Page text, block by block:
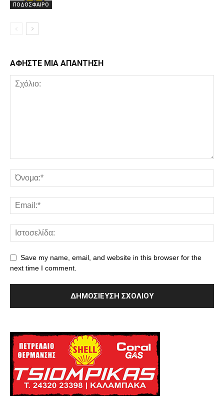
ΠΟΔΟΣΦΑΙΡΟ
ΑΦΗΣΤΕ ΜΙΑ ΑΠΑΝΤΗΣΗ
Save my name, email, and website in this browser for the
next time I comment.